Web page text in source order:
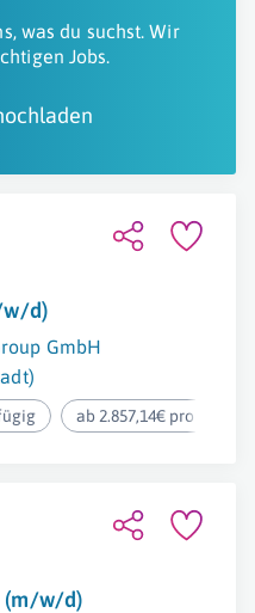
was du suchst. Wir
Jobs.
d)
GmbH
ab 2.857,14€ pro Monat
(m/w/d)